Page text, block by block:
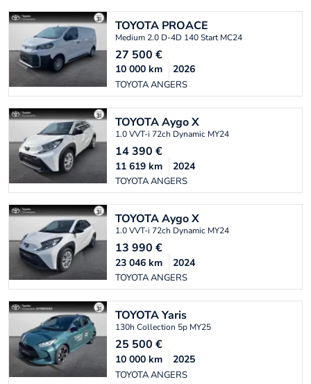
TOYOTA PROACE
Medium 2.0 D-4D 140 Start MC24
27 500 €
TOYOTA ANGERS
10 000 km 2026
TOYOTAAygo X
1.0 VVT-i 72ch Dynamic MY24
14 390 €
TOYOTA ANGERS
11 619 km 2024
TOYOTAAygo X
1.0 VVT-i 72ch Dynamic MY24
13 990 €
TOYOTA ANGERS
23 046 km 2024
TOYOTAYaris
130h Collection 5p MY25
25 500 €
TOYOTA ANGERS
10 000 km 2025